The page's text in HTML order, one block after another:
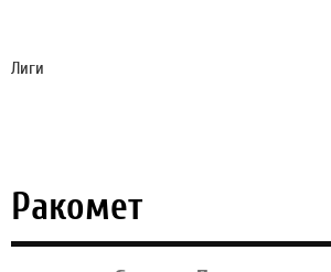
Лиги
Ракомет